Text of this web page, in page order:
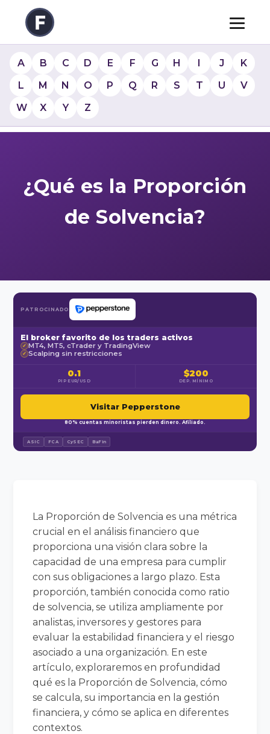
A B C D E F G H I J
K
L
M N O P Q R S T U
V
W
X Y Z
¿Qué es la Proporción
de Solvencia?
PATROCINADO
El broker favorito de los traders activos
✓ MT4, MT5, cTrader y TradingView
✓ Scalping sin restricciones
0.1
PIP EUR/USD
$200
DEP. MÍNIMO
Visitar Pepperstone
80% cuentas minoristas pierden dinero. Afiliado.
ASIC FCA CySEC BaFin
La Proporción de Solvencia es una métrica
crucial en el análisis financiero que
proporciona una visión clara sobre la
capacidad de una empresa para cumplir
con sus obligaciones a largo plazo. Esta
proporción, también conocida como ratio
de solvencia, se utiliza ampliamente por
analistas, inversores y gestores para
evaluar la estabilidad financiera y el riesgo
asociado a una organización. En este
artículo, exploraremos en profundidad
qué es la Proporción de Solvencia, cómo
se calcula, su importancia en la gestión
financiera, y cómo se aplica en diferentes
contextos.